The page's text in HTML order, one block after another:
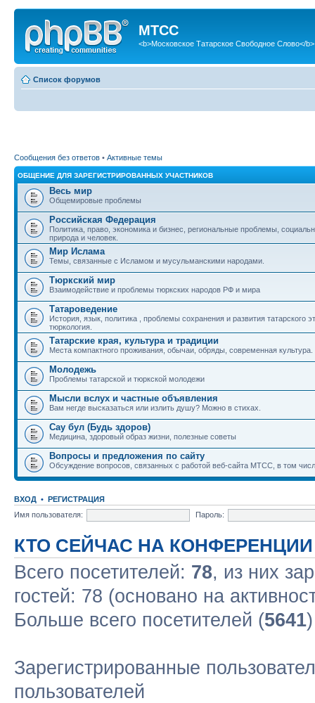
МТСС
<b>Московское Татарское Свободное Слово</b>
Список форумов
Сообщения без ответов • Активные темы
ОБЩЕНИЕ ДЛЯ ЗАРЕГИСТРИРОВАННЫХ УЧАСТНИКОВ
Весь мир
Общемировые проблемы
Российская Федерация
Политика, право, экономика и бизнес, региональные проблемы,
природа и человек.
Мир Ислама
Темы, связанные с Исламом и мусульманскими народами.
Тюркский мир
Взаимодействие и проблемы тюркских народов РФ и мира
Татароведение
История, язык, политика , проблемы сохранения и развития татарского
тюркология.
Татарские края, культура и традиции
Места компактного проживания, обычаи, обряды, современная культура.
Молодежь
Проблемы татарской и тюркской молодежи
Мысли вслух и частные объявления
Вам негде высказаться или излить душу? Можно в стихах.
Сау бул (Будь здоров)
Медицина, здоровый образ жизни, полезные советы
Вопросы и предложения по сайту
Обсуждение вопросов, связанных с работой веб-сайта МТСС, в том
ВХОД • РЕГИСТРАЦИЯ
Имя пользователя:
Пароль:
КТО СЕЙЧАС НА КОНФЕРЕНЦИИ
Всего посетителей: 78, из них
гостей: 78 (основано на
Больше всего посетителей (5641
Зарегистрированные
пользователей